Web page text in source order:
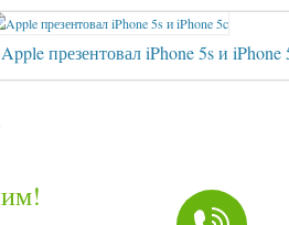
Apple презентовал iPhone 5s и iPhone